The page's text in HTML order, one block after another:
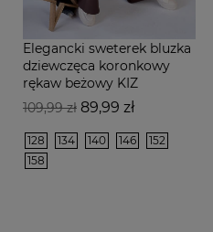
Elegancki sweterek bluzka
dziewczęca koronkowy
rękaw beżowy KIZ
Cena
109,99 zł Cena
89,99 zł
128 134 140 146
152
158